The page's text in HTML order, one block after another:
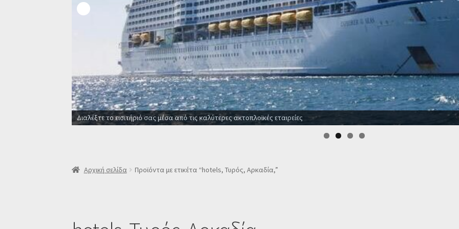
Διαλέξτε το εισιτήριό σας μέσα από τις καλύτερες ακτοπλοϊκές εταιρείες
Αρχική σελίδα Προϊόντα με ετικέτα “hotels, Τυρός, Αρκαδία,”